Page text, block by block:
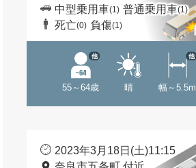
中型乗用車(1) 普通乗用車(1)
死亡(0) 負傷(1)
55～64歳
他
晴 幅～5.5m
他
2023年3月18日(土)11:15